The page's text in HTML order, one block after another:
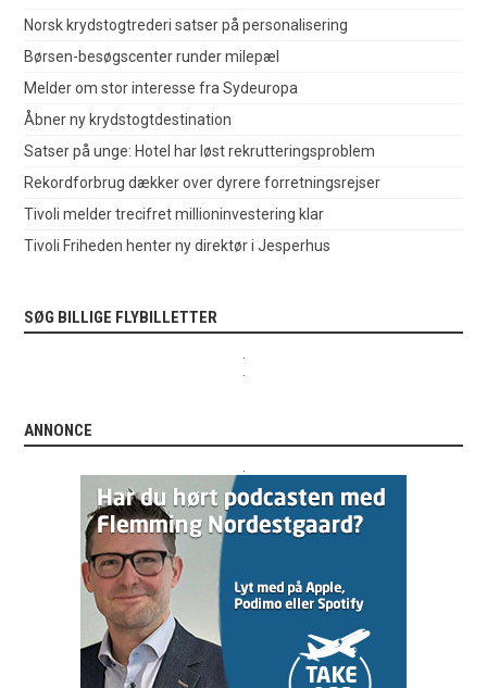
Norsk krydstogtrederi satser på personalisering
Børsen-besøgscenter runder milepæl
Melder om stor interesse fra Sydeuropa
Åbner ny krydstogtdestination
Satser på unge: Hotel har løst rekrutteringsproblem
Rekordforbrug dækker over dyrere forretningsrejser
Tivoli melder trecifret millioninvestering klar
Tivoli Friheden henter ny direktør i Jesperhus
SØG BILLIGE FLYBILLETTER
ANNONCE